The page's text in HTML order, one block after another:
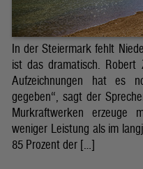
In der Steiermark fehlt
ist das dramatisch. Robert
Aufzeichnungen hat es
gegeben“, sagt der
Murkraftwerken erzeuge
weniger Leistung als im
85 Prozent der […]